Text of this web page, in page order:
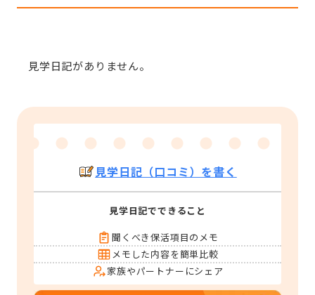
見学日記がありません。
見学日記（口コミ）を書く
見学日記でできること
聞くべき保活項目のメモ
メモした内容を簡単比較
家族やパートナーにシェア